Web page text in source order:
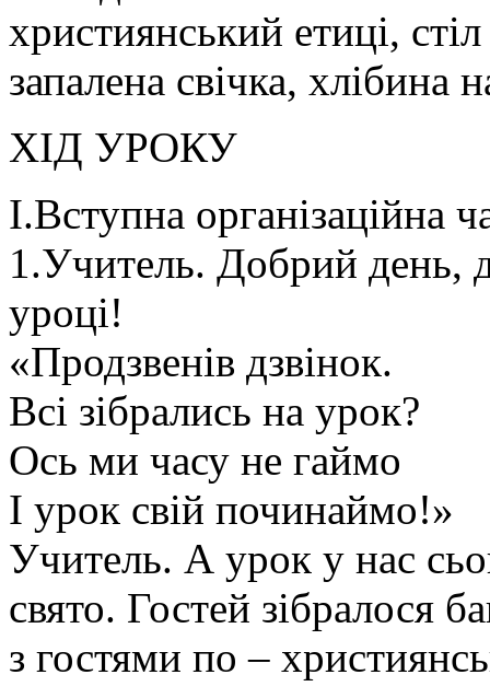
християнський етиці,
запалена свічка, хлібина
ХІД УРОКУ
І.Вступна організаційна
1.Учитель. Добрий день,
уроці!
«Продзвенів дзвінок.
Всі зібрались на урок?
Ось ми часу не гаймо
І урок свій починаймо!»
Учитель. А урок у нас
свято. Гостей зібралося
з гостями по –